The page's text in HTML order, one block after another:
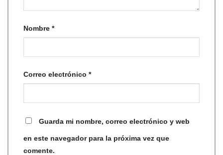
Nombre *
Correo electrónico *
Guarda mi nombre, correo electrónico y web
en este navegador para la próxima vez que
comente.